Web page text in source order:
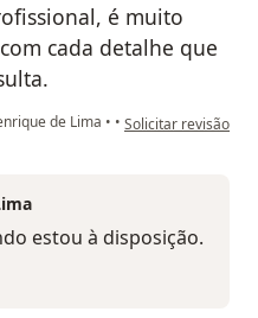
é muito
cada detalhe que
de Lima • • na opinião do
Solicitar revisão
estou à disposição.